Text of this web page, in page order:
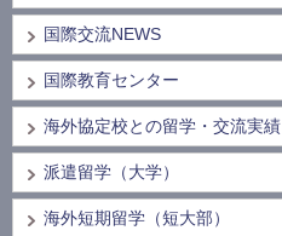
国際交流NEWS
国際教育センター
海外協定校との留学・交流実績
派遣留学（大学）
海外短期留学（短大部）